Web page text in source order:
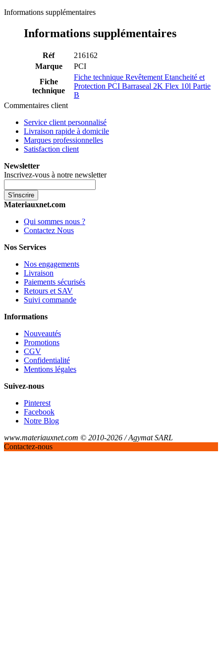
Informations supplémentaires
Informations supplémentaires
Réf
216162
Marque
PCI
Fiche
technique
Fiche technique Revêtement Etancheité et
Protection PCI Barraseal 2K Flex 10l Partie
B
Commentaires client
Service client personnalisé
Livraison rapide à domicile
Marques professionnelles
Satisfaction client
Newsletter
Inscrivez-vous à notre newsletter
S'inscrire
Materiauxnet.com
Qui sommes nous ?
Contactez Nous
Nos Services
Nos engagements
Livraison
Paiements sécurisés
Retours et SAV
Suivi commande
Informations
Nouveautés
Promotions
CGV
Confidentialité
Mentions légales
Suivez-nous
Pinterest
Facebook
Notre Blog
www.materiauxnet.com © 2010-2026 / Agymat SARL
Contactez-nous